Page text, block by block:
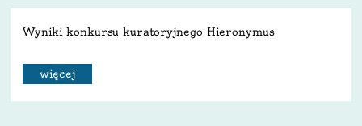
Wyniki konkursu kuratoryjnego Hieronymus
więcej